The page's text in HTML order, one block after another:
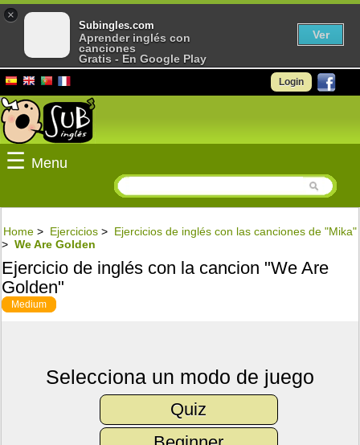
Login
☰ Menu
Home > Ejercicios > Ejercicios de inglés con las canciones de "Mika"
> We Are Golden
Ejercicio de inglés con la cancion "We Are
Golden"
Medium
Selecciona un modo de juego
Quiz
×
Subingles.com
Aprender inglés con
canciones
Gratis - En Google Play
Ver